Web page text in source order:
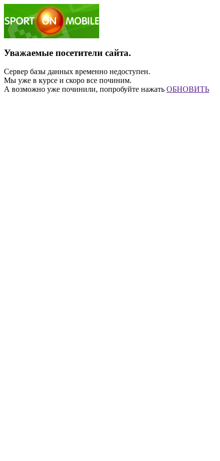
Уважаемые посетители сайта.
Сервер базы данных временно недоступен.
Мы уже в курсе и скоро все починим.
А возможно уже починили, попробуйте нажать ОБНОВИТЬ